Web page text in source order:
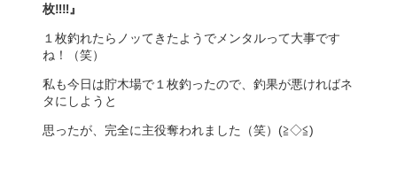
枚‼‼』
１枚釣れたらノッてきたようでメンタルって大事です
ね！（笑）
私も今日は貯木場で１枚釣ったので、釣果が悪ければネ
タにしようと
思ったが、完全に主役奪われました（笑）(≧◇≦)